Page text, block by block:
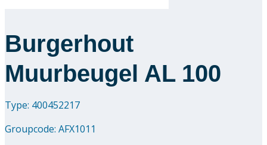
Over ons
Contact
Burgerhout
Muurbeugel AL 100
Type: 400452217
Groupcode: AFX1011